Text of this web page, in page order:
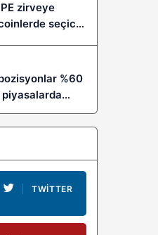
zirveye
seçici
pozisyonlar %60
yeni bir
mi?
TWITTER